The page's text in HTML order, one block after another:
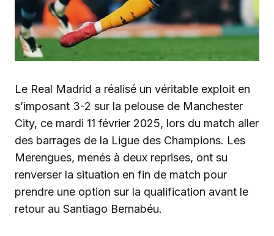
Le Real Madrid a réalisé un véritable exploit en
s’imposant 3-2 sur la pelouse de Manchester
City, ce mardi 11 février 2025, lors du match aller
des barrages de la Ligue des Champions. Les
Merengues, menés à deux reprises, ont su
renverser la situation en fin de match pour
prendre une option sur la qualification avant le
retour au Santiago Bernabéu.